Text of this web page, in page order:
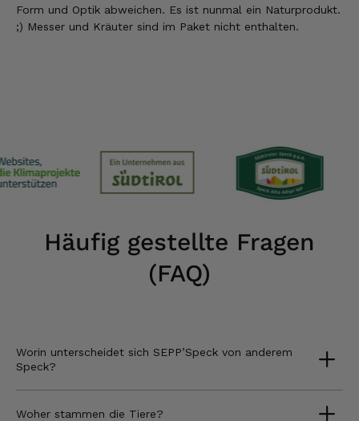
Form und Optik abweichen. Es ist nunmal ein Naturprodukt.
;) Messer und Kräuter sind im Paket nicht enthalten.
Häufig gestellte Fragen
(FAQ)
Worin unterscheidet sich SEPP’Speck von anderem
Speck?
Woher stammen die Tiere?